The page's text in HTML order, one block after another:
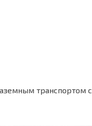
транспортом с